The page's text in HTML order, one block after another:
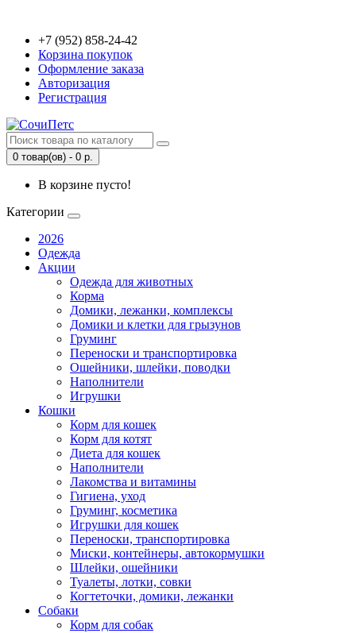
+7 (952) 858-24-42
Корзина покупок
Оформление заказа
Авторизация
Регистрация
0 товар(ов) - 0 р.
В корзине пусто!
Категории
2026
Одежда
Акции
Одежда для животных
Корма
Домики, лежанки, комплексы
Домики и клетки для грызунов
Груминг
Переноски и транспортировка
Ошейники, шлейки, поводки
Наполнители
Игрушки
Кошки
Корм для кошек
Корм для котят
Диета для кошек
Наполнители
Лакомства и витамины
Гигиена, уход
Груминг, косметика
Игрушки для кошек
Переноски, транспортировка
Миски, контейнеры, автокормушки
Шлейки, ошейники
Туалеты, лотки, совки
Когтеточки, домики, лежанки
Собаки
Корм для собак